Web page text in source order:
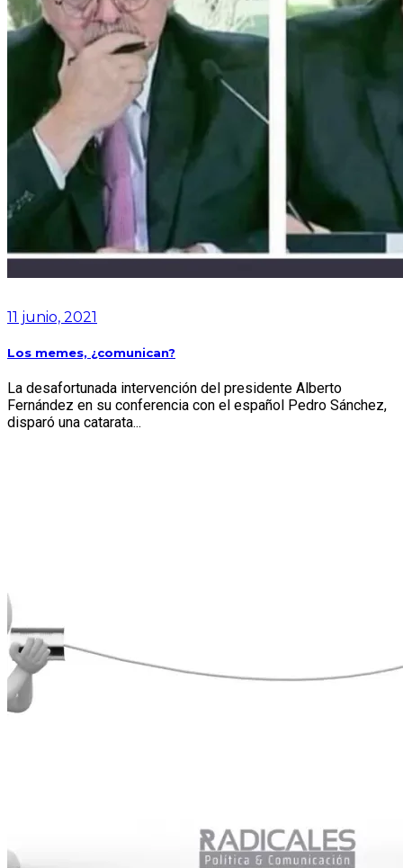
11 junio, 2021
Los memes, ¿comunican?
La desafortunada intervención del presidente Alberto
Fernández en su conferencia con el español Pedro Sánchez,
disparó una catarata...